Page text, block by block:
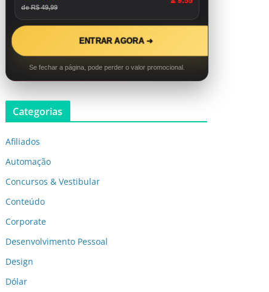
de R$ 49,99
ENTRAR AGORA ➜
Se fechar a página, pode perder o valor promocional.
Categorias
Afiliados
Automação
Concursos & Vestibular
Conteúdo
Corporate
Desenvolvimento Pessoal
Design
Dólar